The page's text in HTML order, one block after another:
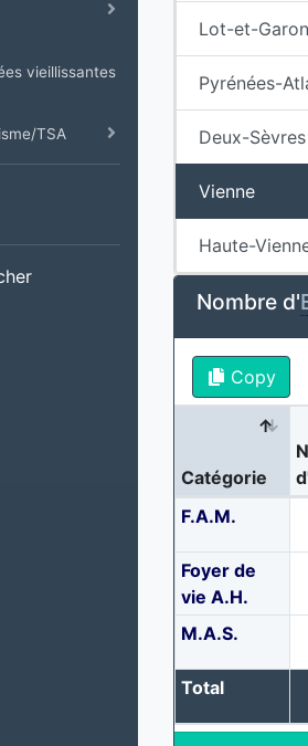
vieillissantes
TSA
Lot-et-
Pyrénées-
Deux-Sèvres
Vienne
Haute-
Nombre d'
Copy
Catégorie
F.A.M.
Foyer de
vie A.H.
M.A.S.
Total